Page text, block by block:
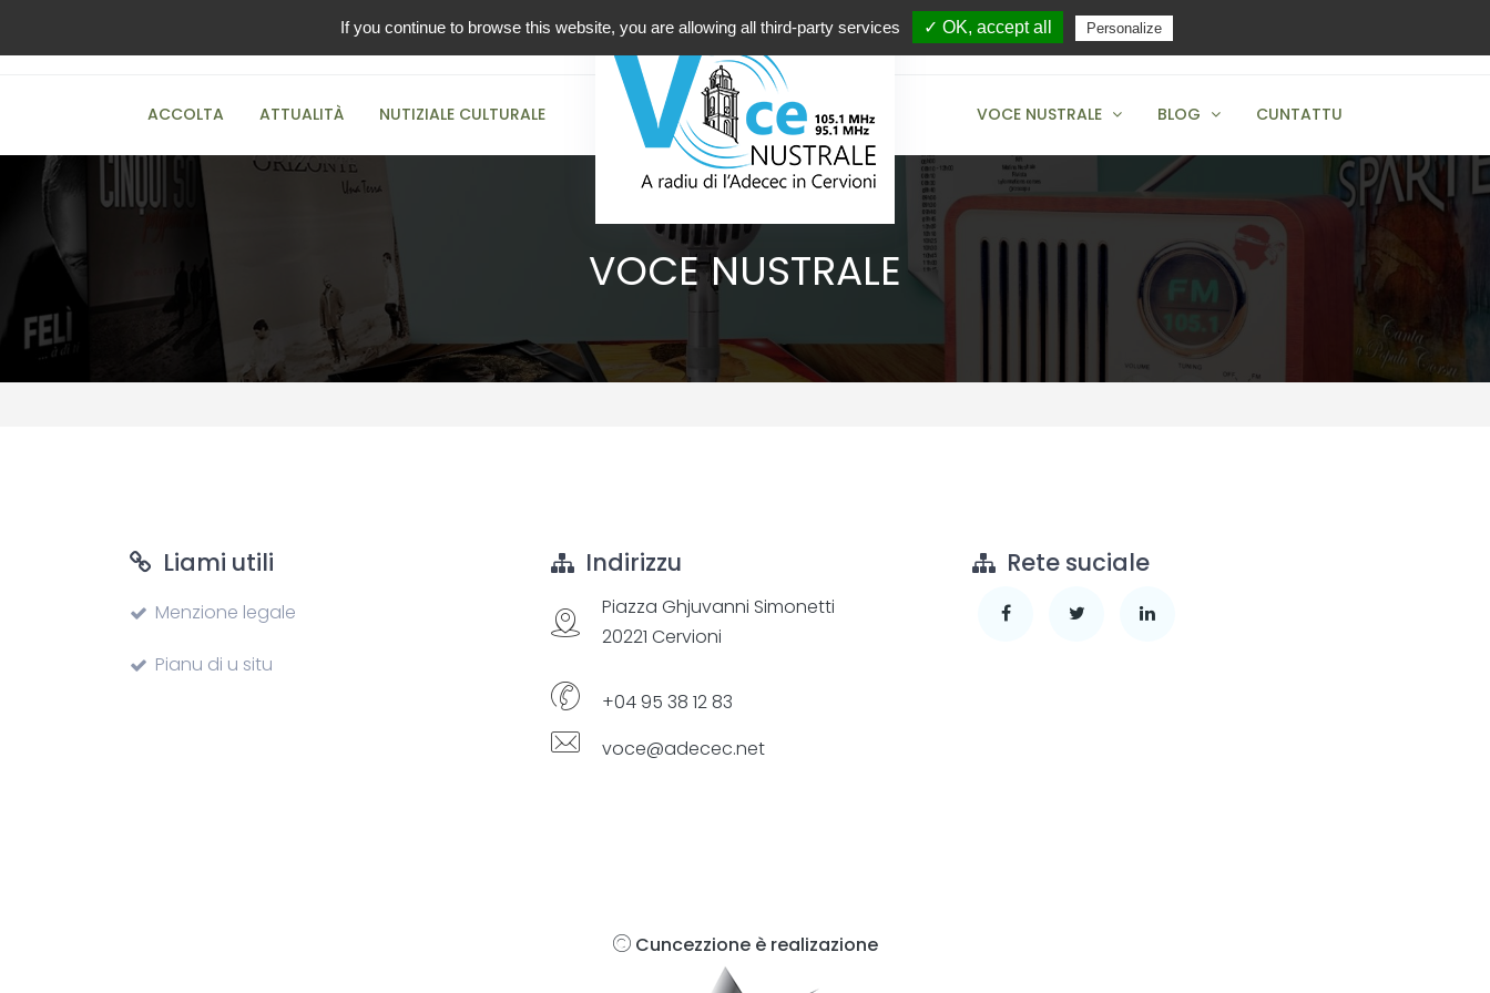
ACCOLTA ATTUALITÀ NUTIZIALE CULTURALE VOCE NUSTRALE BLOG CUNTATTU
VOCE NUSTRALE
Liami utili
Menzione legale
Pianu di u situ
Indirizzu
Piazza Ghjuvanni Simonetti
20221 Cervioni
+04 95 38 12 83
voce@adecec.net
Rete suciale
Cuncezzione è realizazione
If you continue to browse this website, you are allowing all third-party services ✓ OK, accept all Personalize